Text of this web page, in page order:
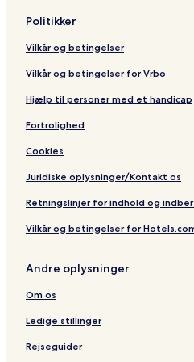
b
i
t
a
r
Politikker
Vilkår og betingelser
Vilkår og betingelser for Vrbo
Hjælp til personer med et handicap
Fortrolighed
Cookies
Juridiske oplysninger/Kontakt os
Retningslinjer for indhold og
Vilkår og betingelser for
Andre oplysninger
Om os
Ledige stillinger
Rejseguider